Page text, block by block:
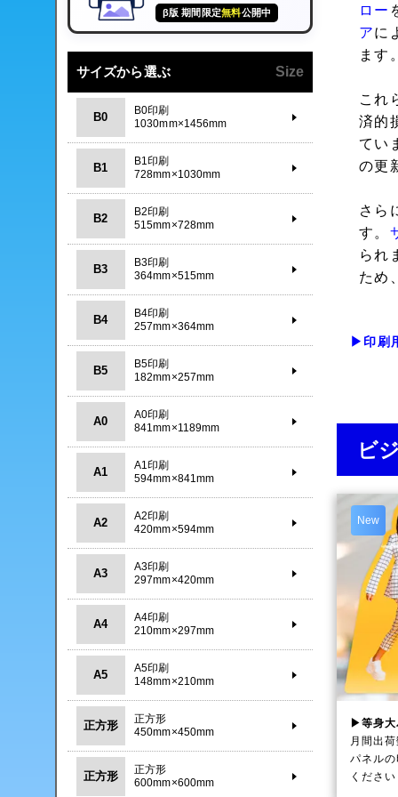
ロー
アに
ます
これ
済的
てい
の更
さら
す。
られ
ため
▶印刷
ビ
New
▶等身
月間出
パネル
くださ
β版 期間限定無料公開中
サイズから選ぶ Size
B0
B0印刷
1030mm×1456mm
B1
B1印刷
728mm×1030mm
B2
B2印刷
515mm×728mm
B3
B3印刷
364mm×515mm
B4
B4印刷
257mm×364mm
B5
B5印刷
182mm×257mm
A0
A0印刷
841mm×1189mm
A1
A1印刷
594mm×841mm
A2
A2印刷
420mm×594mm
A3
A3印刷
297mm×420mm
A4
A4印刷
210mm×297mm
A5
A5印刷
148mm×210mm
正方形
正方形
450mm×450mm
正方形
正方形
600mm×600mm